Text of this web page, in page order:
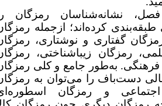
نشانه‌شناسان رمزگان را
کرده‌اند؛ ازجمله رمزگان
گفتاری و نوشتاری، رمزگان
رمزگان زیباشناختی، رمزگان
به‌طور جامع و کلی رمزگان
دست‌باف را می‌توان به رمزگان
و رمزگان اسطوره‌ای